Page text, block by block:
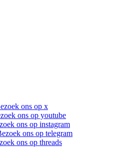
ons op x
ons op youtube
ons op instagram
ons op telegram
ons op threads